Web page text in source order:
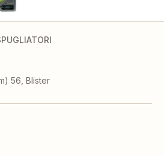
56, Blister